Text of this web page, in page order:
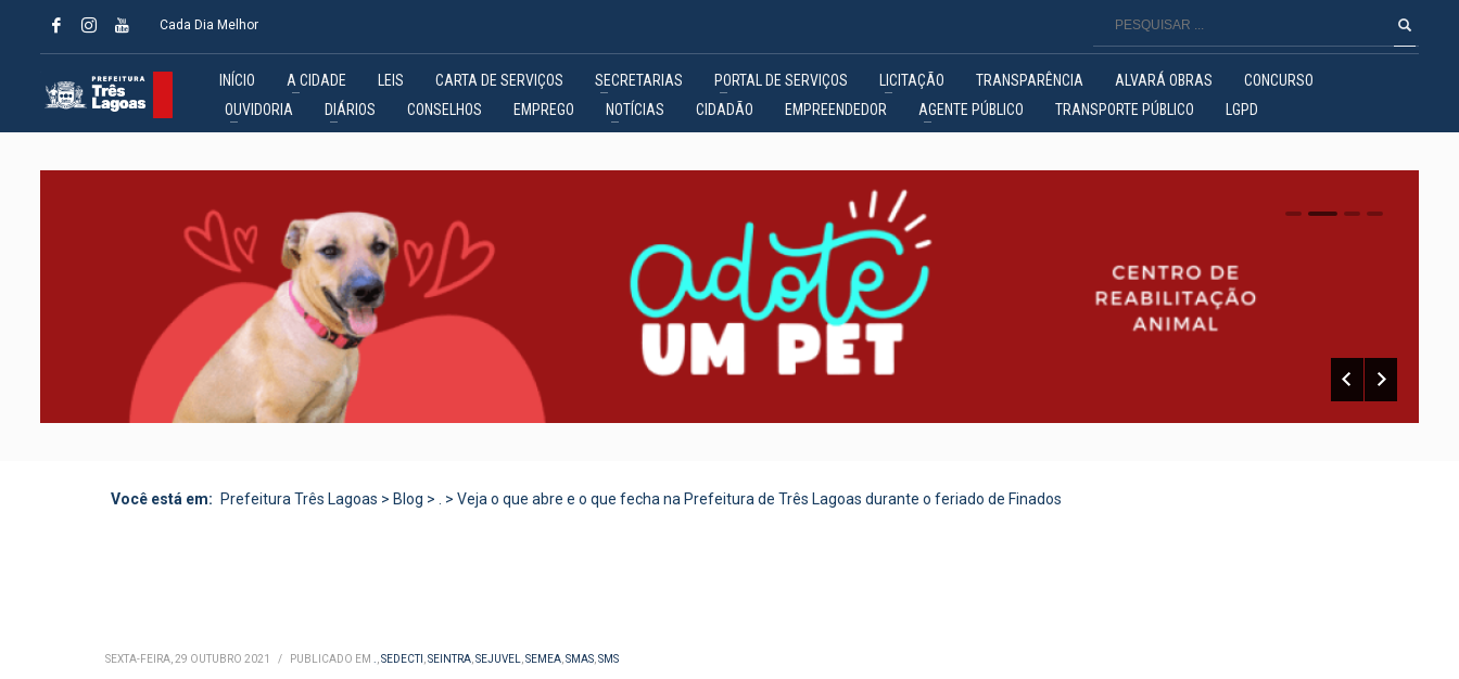
Cada Dia Melhor
INÍCIO A CIDADE LEIS CARTA DE SERVIÇOS SECRETARIAS PORTAL DE SERVIÇOS LICITAÇÃO TRANSPARÊNCIA ALVARÁ OBRAS
CONCURSO
OUVIDORIA
DIÁRIOS CONSELHOS EMPREGO NOTÍCIAS CIDADÃO EMPREENDEDOR AGENTE PÚBLICO TRANSPORTE PÚBLICO LGPD
0 1 2
Você está em: Prefeitura Três Lagoas > Blog > . > Veja o que abre e o que fecha na Prefeitura de Três Lagoas durante o feriado de Finados
SEXTA-FEIRA, 29 OUTUBRO 2021 / PUBLICADO EM .,SEDECTI ,SEINTRA,SEJUVEL,SEMEA,SMAS,SMS